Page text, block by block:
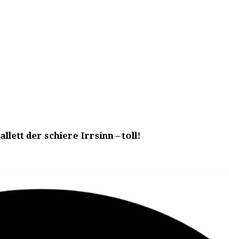
der schiere Irrsinn – toll!